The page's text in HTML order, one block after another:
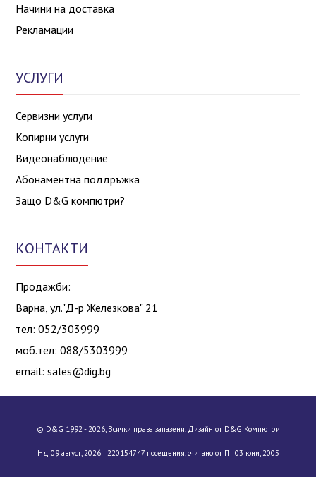
Начини на доставка
Рекламации
УСЛУГИ
Сервизни услуги
Копирни услуги
Видеонаблюдение
Абонаментна поддръжка
Защо D&G компютри?
КОНТАКТИ
Продажби:
Варна, ул."Д-р Железкова" 21
тел: 052/303999
моб.тел: 088/5303999
email:sales@dig.bg
© D&G 1992 - 2026, Всички права запазени. Дизайн от D&G Компютри
Нд 09 август, 2026 | 220154747 посещения, считано от Пт 03 юни, 2005